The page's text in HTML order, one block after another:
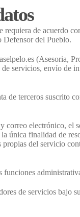
requiera de acuerdo
Defensor del Pueblo.
(Asesoria,
servicios, envío de
de terceros suscrito
electrónico, el
única finalidad de
del servicio
funciones
de servicios bajo